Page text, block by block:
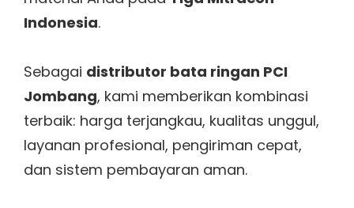
Indonesia.
Sebagai distributor bata ringan PCI
Jombang, kami memberikan kombinasi
terbaik: harga terjangkau, kualitas unggul,
layanan profesional, pengiriman cepat,
dan sistem pembayaran aman.